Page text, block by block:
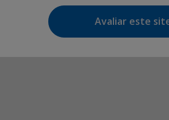
Avaliar este